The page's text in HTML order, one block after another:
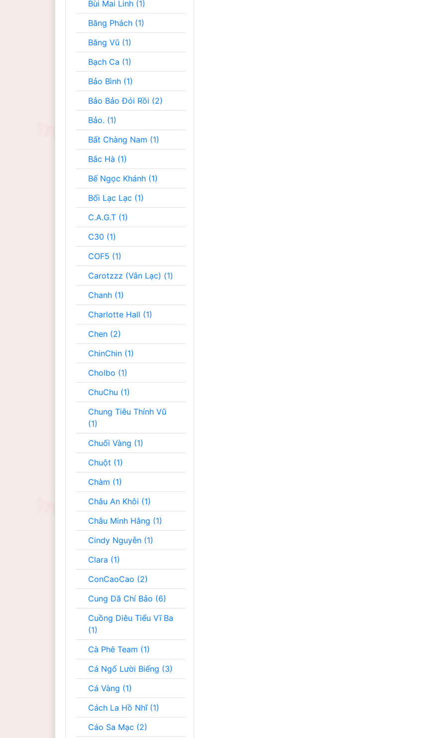
Bùi Mai Linh (1)
Băng Phách (1)
Băng Vũ (1)
Bạch Ca (1)
Bảo Bình (1)
Bảo Bảo Đói Rồi (2)
Bảo. (1)
Bất Chàng Nam (1)
Bắc Hà (1)
Bế Ngọc Khánh (1)
Bối Lạc Lạc (1)
C.A.G.T (1)
C30 (1)
COF5 (1)
Carotzzz (Vân Lạc) (1)
Chanh (1)
Charlotte Hall (1)
Chen (2)
ChinChin (1)
Cholbo (1)
ChuChu (1)
Chung Tiêu Thính Vũ
(1)
Chuối Vàng (1)
Chuột (1)
Chàm (1)
Châu An Khôi (1)
Châu Minh Hằng (1)
Cindy Nguyễn (1)
Clara (1)
ConCaoCao (2)
Cung Dã Chí Bảo (6)
Cuồng Diêu Tiểu Vĩ Ba
(1)
Cà Phê Team (1)
Cá Ngố Lười Biếng (3)
Cá Vàng (1)
Cách La Hồ Nhĩ (1)
Cáo Sa Mạc (2)